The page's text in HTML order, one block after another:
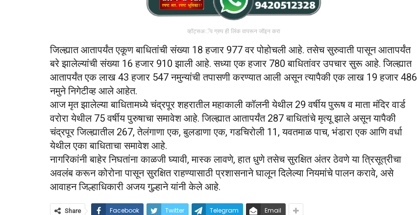
व्हॉट्सअॅप ग्रुप ही लिंक वापरून जॉइन करा
जिल्ह्यात आतापर्यंत एकूण बाधितांची संख्या 18 हजार 977 वर पोहोचली आहे. तसेच सुरुवाती पासून आतापर्यंत
बरे झालेल्यांची संख्या 16 हजार 910 झाली आहे. सध्या एक हजार 780 बाधितांवर उपचार सुरू आहे. जिल्ह्यात
आतापर्यंत एक लाख 43 हजार 547 नमुन्यांची तपासणी करण्यात आली असून त्यापैकी एक लाख 19 हजार 486
नमुने निगेटीव्ह आले आहेत.
आज मृत झालेल्या बाधितामध्ये चंद्रपूर शहरातील महाकाली कॉलनी येथील 29 वर्षीय पुरूष व माता मंदिर वार्ड
वरोरा येथील 75 वर्षीय पुरुषाचा समावेश आहे. जिल्ह्यात आतापर्यंत 287 बाधितांचे मृत्यू झाले असून यापैकी
चंद्रपूर जिल्ह्यातील 267, तेलंगाणा एक, बुलडाणा एक, गडचिरोली 11, यवतमाळ पाच, भंडारा एक आणि वर्धा
येथील एका बाधिताचा समावेश आहे.
नागरिकांनी बाहेर निघतांना काळजी घ्यावी, मास्क लावणे, हात धुणे तसेच सुरक्षित अंतर ठेवणे या त्रिसूत्रीचा
अवलंब करून कोरोना पासून सुरक्षित राहण्यासाठी प्रशासनाने घालून दिलेल्या नियमांचे पालन करावे, असे
आवाहन जिल्हाधिकारी अजय गुल्हाने यांनी केले आहे.
Share Facebook Twitter Telegram Email